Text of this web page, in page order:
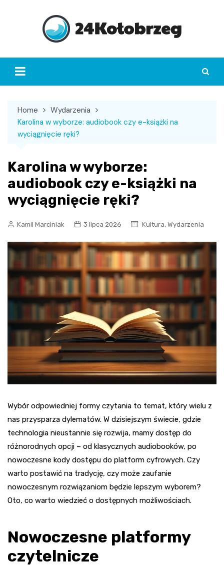
Home
Wydarzenia
Karolina w wyborze: audiobook czy e-książki na
wyciągnięcie ręki?
Karolina w wyborze:
audiobook czy e-książki na
wyciągnięcie ręki?
Kamil Marciniak 3 lipca 2026 Kultura, Wydarzenia
Wybór odpowiedniej formy czytania to temat, który wielu z
nas przysparza dylematów. W dzisiejszym świecie, gdzie
technologia nieustannie się rozwija, mamy dostęp do
różnorodnych opcji – od klasycznych audiobooków, po
nowoczesne kody dostępu do platform cyfrowych. Czy
warto postawić na tradycję, czy może zaufanie
nowoczesnym rozwiązaniom będzie lepszym wyborem?
Oto, co warto wiedzieć o dostępnych możliwościach.
Nowoczesne platformy
czytelnicze